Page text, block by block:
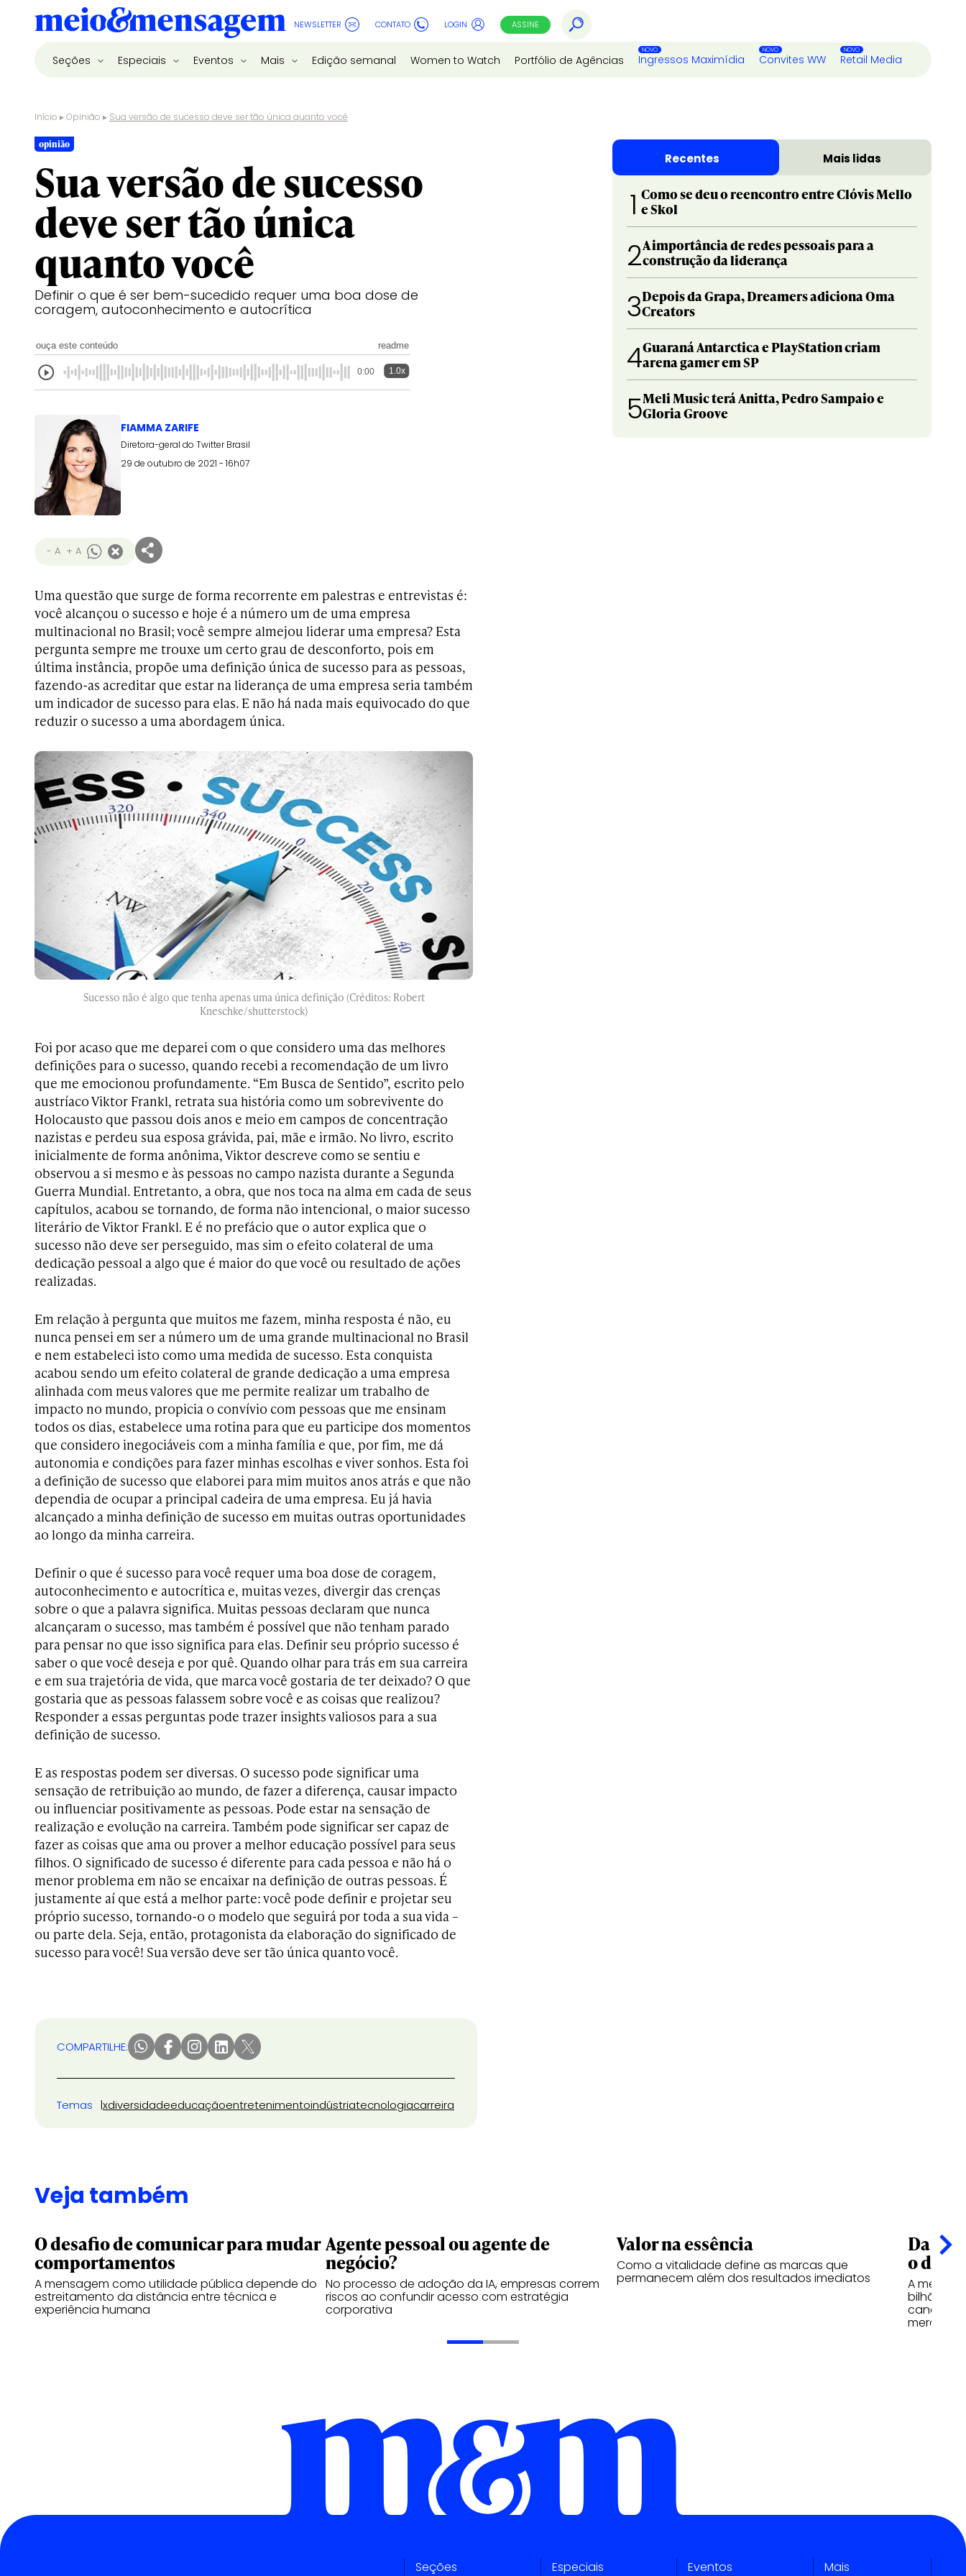
NEWSLETTER CONTATO LOGIN ASSINE
Seções Especiais Eventos Mais Edição semanal Women to Watch Portfólio de Agências Ingressos Maximídia Convites WW Retail Media
Início ▸Opinião ▸ Sua versão de sucesso deve ser tão única quanto você
opinião
Sua versão de sucesso
deve ser tão única
quanto você
Definir o que é ser bem-sucedido requer uma boa dose de
coragem, autoconhecimento e autocrítica
ouça este conteúdo readme
0:00 1.0x
FIAMMA ZARIFE
Diretora-geral do Twitter Brasil
29 de outubro de 2021 - 16h07
- A + A
Uma questão que surge de forma recorrente em palestras e entrevistas é:
você alcançou o sucesso e hoje é a número um de uma empresa
multinacional no Brasil; você sempre almejou liderar uma empresa? Esta
pergunta sempre me trouxe um certo grau de desconforto, pois em
última instância, propõe uma definição única de sucesso para as pessoas,
fazendo-as acreditar que estar na liderança de uma empresa seria também
um indicador de sucesso para elas. E não há nada mais equivocado do que
reduzir o sucesso a uma abordagem única.
Sucesso não é algo que tenha apenas uma única definição (Créditos: Robert
Kneschke/shutterstock)
Foi por acaso que me deparei com o que considero uma das melhores
definições para o sucesso, quando recebi a recomendação de um livro
que me emocionou profundamente. “Em Busca de Sentido”, escrito pelo
austríaco Viktor Frankl, retrata sua história como um sobrevivente do
Holocausto que passou dois anos e meio em campos de concentração
nazistas e perdeu sua esposa grávida, pai, mãe e irmão. No livro, escrito
inicialmente de forma anônima, Viktor descreve como se sentiu e
observou a si mesmo e às pessoas no campo nazista durante a Segunda
Guerra Mundial. Entretanto, a obra, que nos toca na alma em cada de seus
capítulos, acabou se tornando, de forma não intencional, o maior sucesso
literário de Viktor Frankl. E é no prefácio que o autor explica que o
sucesso não deve ser perseguido, mas sim o efeito colateral de uma
dedicação pessoal a algo que é maior do que você ou resultado de ações
realizadas.
Em relação à pergunta que muitos me fazem, minha resposta é não, eu
nunca pensei em ser a número um de uma grande multinacional no Brasil
e nem estabeleci isto como uma medida de sucesso. Esta conquista
acabou sendo um efeito colateral de grande dedicação a uma empresa
alinhada com meus valores que me permite realizar um trabalho de
impacto no mundo, propicia o convívio com pessoas que me ensinam
todos os dias, estabelece uma rotina para que eu participe dos momentos
que considero inegociáveis com a minha família e que, por fim, me dá
autonomia e condições para fazer minhas escolhas e viver sonhos. Esta foi
a definição de sucesso que elaborei para mim muitos anos atrás e que não
dependia de ocupar a principal cadeira de uma empresa. Eu já havia
alcançado a minha definição de sucesso em muitas outras oportunidades
ao longo da minha carreira.
Definir o que é sucesso para você requer uma boa dose de coragem,
autoconhecimento e autocrítica e, muitas vezes, divergir das crenças
sobre o que a palavra significa. Muitas pessoas declaram que nunca
alcançaram o sucesso, mas também é possível que não tenham parado
para pensar no que isso significa para elas. Definir seu próprio sucesso é
saber o que você deseja e por quê. Quando olhar para trás em sua carreira
e em sua trajetória de vida, que marca você gostaria de ter deixado? O que
gostaria que as pessoas falassem sobre você e as coisas que realizou?
Responder a essas perguntas pode trazer insights valiosos para a sua
definição de sucesso.
E as respostas podem ser diversas. O sucesso pode significar uma
sensação de retribuição ao mundo, de fazer a diferença, causar impacto
ou influenciar positivamente as pessoas. Pode estar na sensação de
realização e evolução na carreira. Também pode significar ser capaz de
fazer as coisas que ama ou prover a melhor educação possível para seus
filhos. O significado de sucesso é diferente para cada pessoa e não há o
menor problema em não se encaixar na definição de outras pessoas. É
justamente aí que está a melhor parte: você pode definir e projetar seu
próprio sucesso, tornando-o o modelo que seguirá por toda a sua vida –
ou parte dela. Seja, então, protagonista da elaboração do significado de
sucesso para você! Sua versão deve ser tão única quanto você.
COMPARTILHE:
Temas xdiversidadeeducaçãoentretenimentoindústriatecnologiacarreira
Recentes Mais lidas
1 Como se deu o reencontro entre Clóvis Mello
e Skol
2A importância de redes pessoais para a
construção da liderança
3Depois da Grapa, Dreamers adiciona Oma
Creators
4Guaraná Antarctica e PlayStation criam
arena gamer em SP
5Meli Music terá Anitta, Pedro Sampaio e
Gloria Groove
Veja também
O desafio de comunicar para mudar
comportamentos
A mensagem como utilidade pública depende do
estreitamento da distância entre técnica e
experiência humana
Agente pessoal ou agente de
negócio?
No processo de adoção da IA, empresas correm
riscos ao confundir acesso com estratégia
corporativa
Valor na essência
Como a vitalidade define as marcas que
permanecem além dos resultados imediatos
Da
o
A mesma
bilhões
canetas
Seções Especiais Eventos Mais